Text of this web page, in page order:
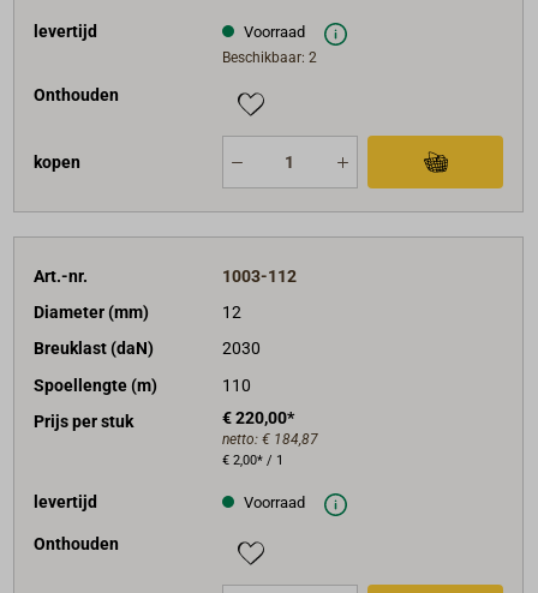
levertijd Voorraad
Beschikbaar: 2
Onthouden
kopen
Art.-nr.
1003-112
Diameter (mm)
12
Breuklast (daN)
2030
Spoellengte (m)
110
Prijs per stuk
€ 220,00*
netto: € 184,87
€ 2,00* / 1
levertijd Voorraad
Onthouden